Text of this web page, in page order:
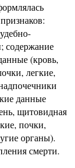
содержание
(кровь,
легкие,
данные
щитовидная
почки,
органы).
смерти.